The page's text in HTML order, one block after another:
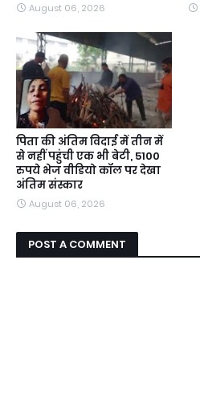
August 06, 2026
पिता की अंतिम विदाई में तीन में
से नहीं पहुंची एक भी बेटी, 5100
रुपये भेज वीडियो कॉल पर देखा
अंतिम संस्कार
August 06, 2026
POST A COMMENT